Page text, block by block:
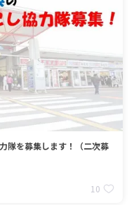
隊を募集します！（二次募
10